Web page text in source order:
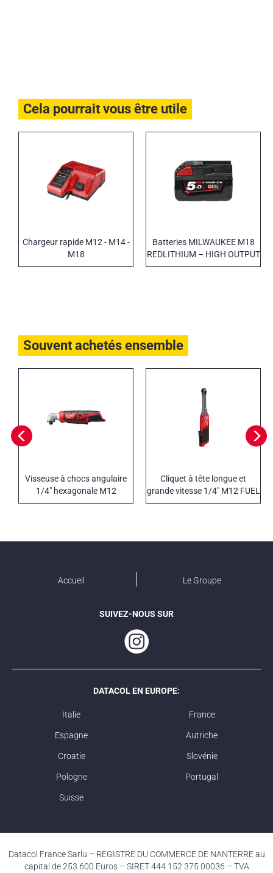
Cela pourrait vous être utile
Chargeur rapide M12 - M14 -
M18
Batteries MILWAUKEE M18
REDLITHIUM – HIGH OUTPUT
Souvent achetés ensemble
Visseuse à chocs angulaire
1/4" hexagonale M12
Cliquet à tête longue et
grande vitesse 1/4" M12 FUEL
Accueil Le Groupe
SUIVEZ-NOUS SUR
DATACOL EN EUROPE:
Italie France
Espagne Autriche
Croatie Slovénie
Pologne Portugal
Suisse
Datacol France Sarlu – REGISTRE DU COMMERCE DE NANTERRE au
capital de 253.600 Euros – SIRET 444 152 375 00036 – TVA